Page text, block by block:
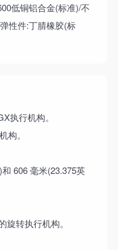
低铜铝合金(标准)/不
性件:丁腈橡胶(标
执行机构。
构。
606 毫米(23.375英
转执行机构。